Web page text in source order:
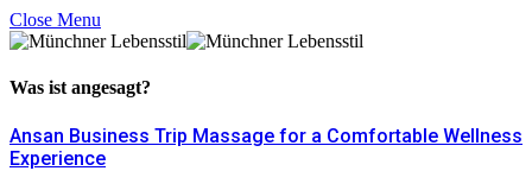
Close Menu
Was ist angesagt?
Ansan Business Trip Massage for a Comfortable Wellness
Experience